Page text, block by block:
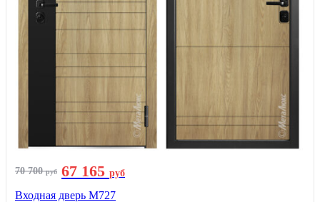
70 700руб 67 165 руб
Входная дверь М727